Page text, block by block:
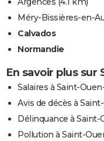
Méry-Bissières-en-
Calvados
Normandie
En savoir plus sur
Salaires à Saint-
Avis de décès à
Délinquance à
Pollution à Saint-